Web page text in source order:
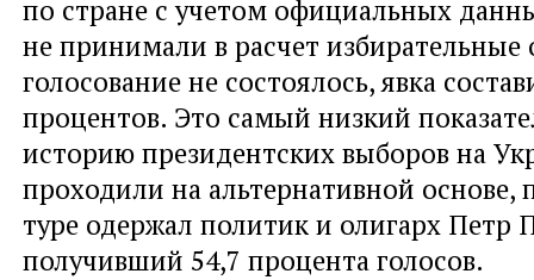
по стране с учетом официальных
не принимали в расчет избирательные
голосование не состоялось, явка
процентов. Это самый низкий
историю президентских выборов на
проходили на альтернативной основе,
туре одержал политик и олигарх Петр
получивший 54,7 процента голосов.